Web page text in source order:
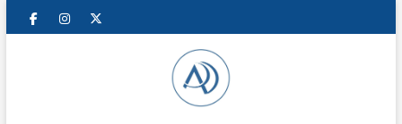
Saltar
FacebookInstagram